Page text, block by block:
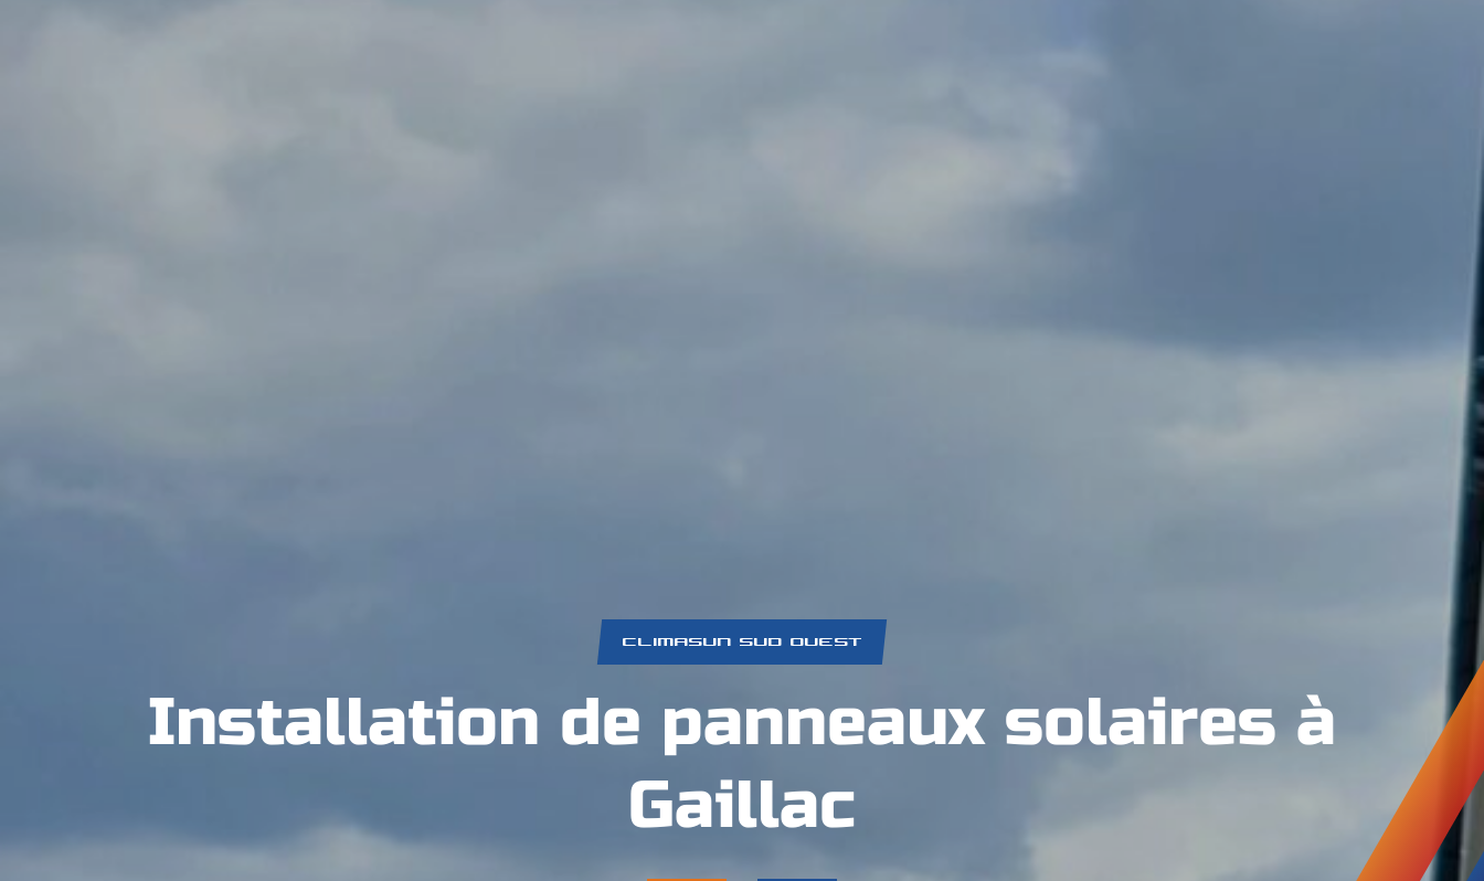
CLIMASUN SUD OUEST
Installation de panneaux solaires à
Gaillac